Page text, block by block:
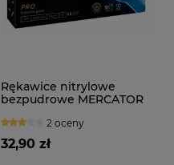
Rękawice nitrylowe
bezpudrowe MERCATOR
niebieskie2 oceny
32,90 zł